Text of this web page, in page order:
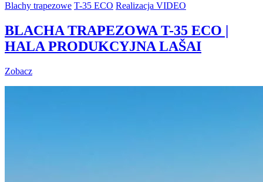
Blachy trapezowe T-35 ECO Realizacja VIDEO
BLACHA TRAPEZOWA T-35 ECO |
HALA PRODUKCYJNA LAŠAI
Zobacz